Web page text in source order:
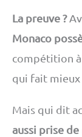
La preuve ?
Monaco
compétition à
qui fait mieux
Mais qui dit
aussi prise